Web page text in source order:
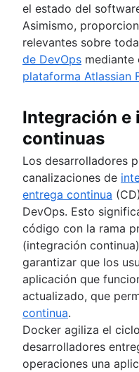
el estado del
Asimismo,
relevantes sobre
de DevOps mediante
plataforma Atlassian
Integración e
continuas
Los desarrolladores
canalizaciones de
entrega continua
DevOps. Esto
código con la rama
(integración
garantizar que los
aplicación que
actualizado, que
continua.
Docker agiliza el
desarrolladores
operaciones una